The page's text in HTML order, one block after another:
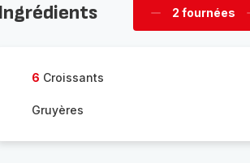
Ingrédients
Supprimer
2 fournées
6 Croissants
Gruyères